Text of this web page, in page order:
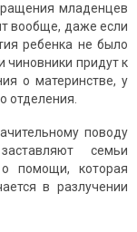
младенцев
вообще, даже если
ребенка не было
чиновники придут к
о материнстве, у
отделения.
поводу
семьи
помощи, которая
в разлучении